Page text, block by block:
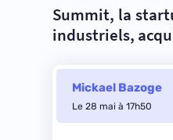
Summit, la
industriels,
Mickael Bazoge
Le 28 mai à 17h50